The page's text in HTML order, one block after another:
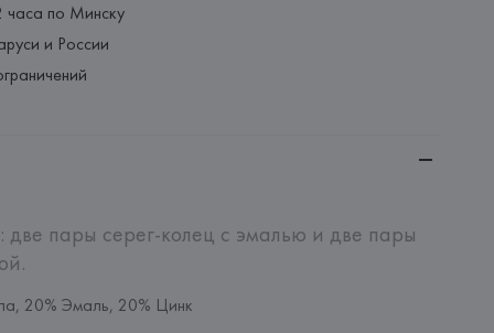
часа по Минску
и России
две пары серег-колец с эмалью и две пары
20% Эмаль, 20% Цинк